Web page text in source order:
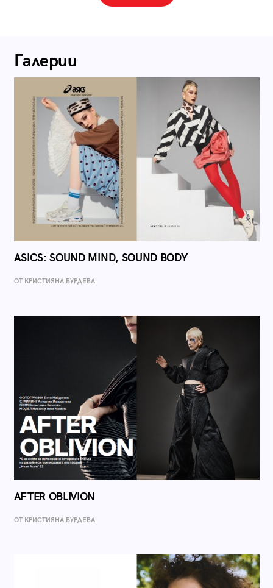
Галерии
ASICS: SOUND MIND, SOUND BODY
ОТ КРИСТИЯНА БУРДЕВА
AFTER OBLIVION
ОТ КРИСТИЯНА БУРДЕВА